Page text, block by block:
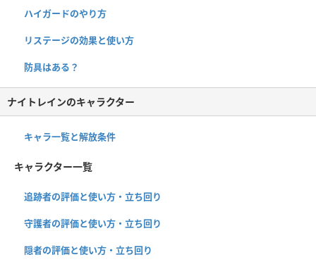
ハイガードのやり方
リステージの効果と使い方
防具はある？
ナイトレインのキャラクター
キャラ一覧と解放条件
キャラクター一覧
追跡者の評価と使い方・立ち回り
守護者の評価と使い方・立ち回り
隠者の評価と使い方・立ち回り